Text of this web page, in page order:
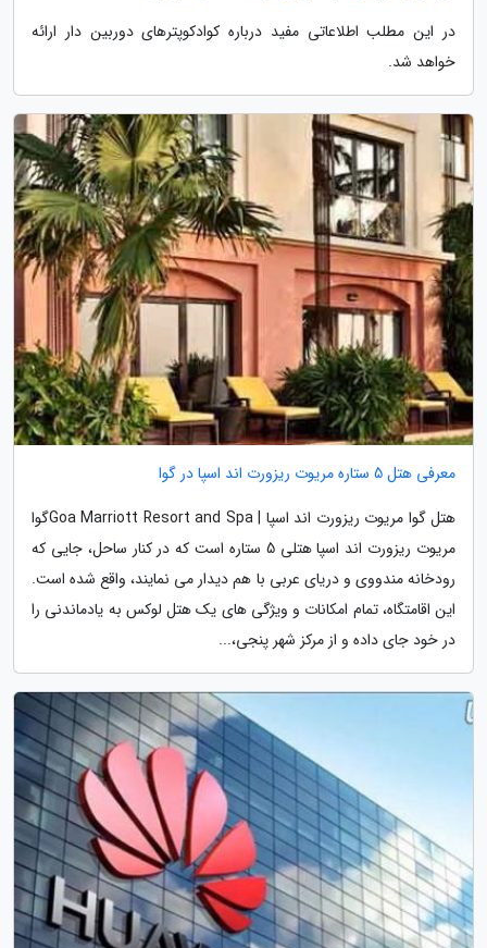
در این مطلب اطلاعاتی مفید درباره کوادکوپترهای دوربین دار ارائه
خواهد شد.
معرفی هتل 5 ستاره مریوت ریزورت اند اسپا در گوا
هتل گوا مریوت ریزورت اند اسپا | Goa Marriott Resort and Spaگوا
مریوت ریزورت اند اسپا هتلی 5 ستاره است که در کنار ساحل، جایی که
رودخانه مندووی و دریای عربی با هم دیدار می نمایند، واقع شده است.
این اقامتگاه، تمام امکانات و ویژگی های یک هتل لوکس به یادماندنی را
در خود جای داده و از مرکز شهر پنجی،...